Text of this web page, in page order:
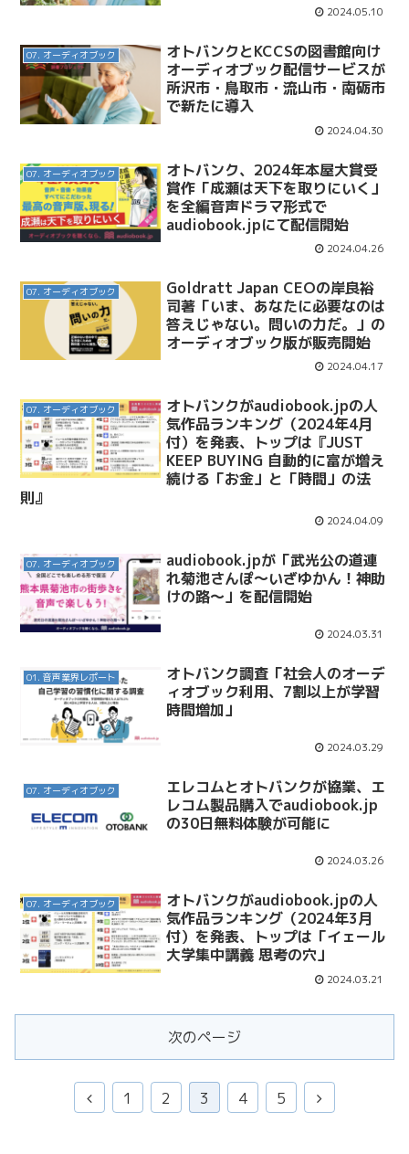
2024.05.10
07. オーディオブック
オトバンクとKCCSの図書館向け
オーディオブック配信サービスが
所沢市・鳥取市・流山市・南砺市
で新たに導入
2024.04.30
07. オーディオブック
オトバンク、2024年本屋大賞受
賞作「成瀬は天下を取りにいく」
を全編音声ドラマ形式で
audiobook.jpにて配信開始
2024.04.26
07. オーディオブック
Goldratt Japan CEOの岸良裕
司著「いま、あなたに必要なのは
答えじゃない。問いの力だ。」の
オーディオブック版が販売開始
2024.04.17
07. オーディオブック
オトバンクがaudiobook.jpの人
気作品ランキング（2024年4月
付）を発表、トップは『JUST
KEEP BUYING 自動的に富が増え
続ける「お金」と「時間」の法
則』
2024.04.09
07. オーディオブック
audiobook.jpが「武光公の道連
れ菊池さんぽ～いざゆかん！神助
けの路～」を配信開始
2024.03.31
01. 音声業界レポート
オトバンク調査「社会人のオーデ
ィオブック利用、7割以上が学習
時間増加」
2024.03.29
07. オーディオブック
エレコムとオトバンクが協業、エ
レコム製品購入でaudiobook.jp
の30日無料体験が可能に
2024.03.26
07. オーディオブック
オトバンクがaudiobook.jpの人
気作品ランキング（2024年3月
付）を発表、トップは「イェール
大学集中講義 思考の穴」
2024.03.21
次のページ
前
1 2 3 4 5
次